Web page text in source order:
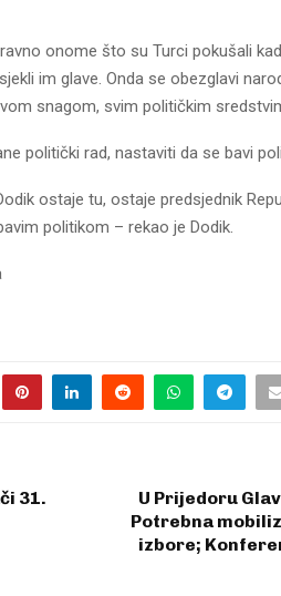
onome što su Turci pokušali
im glave. Onda se obezglavi
snagom, svim političkim
politički rad, nastaviti da se bavi
ostaje tu, ostaje predsjednik
politikom – rekao je Dodik.
31.
U Prijedoru
Potrebna
izbore;